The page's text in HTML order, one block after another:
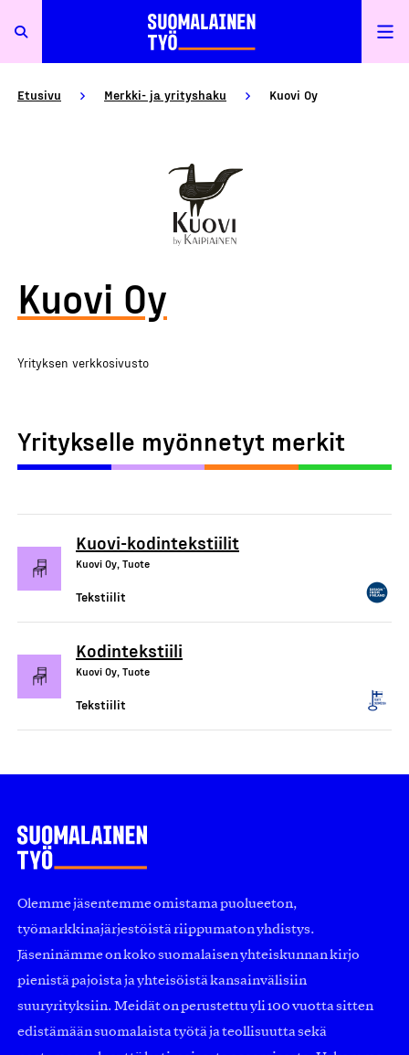
Etusivu Merkki- ja yrityshaku Kuovi Oy
Kuovi Oy
Yrityksen verkkosivusto
Yritykselle myönnetyt merkit
Kuovi-kodintekstiilit
Kuovi Oy, Tuote
Tekstiilit
Kodintekstiili
Kuovi Oy, Tuote
Tekstiilit
Olemme jäsentemme omistama puolueeton,
työmarkkinajärjestöistä riippumaton yhdistys.
Jäseninämme on koko suomalaisen yhteiskunnan kirjo
pienistä pajoista ja yhteisöistä kansainvälisiin
suuryrityksiin. Meidät on perustettu yli 100 vuotta sitten
edistämään suomalaista työtä ja teollisuutta sekä